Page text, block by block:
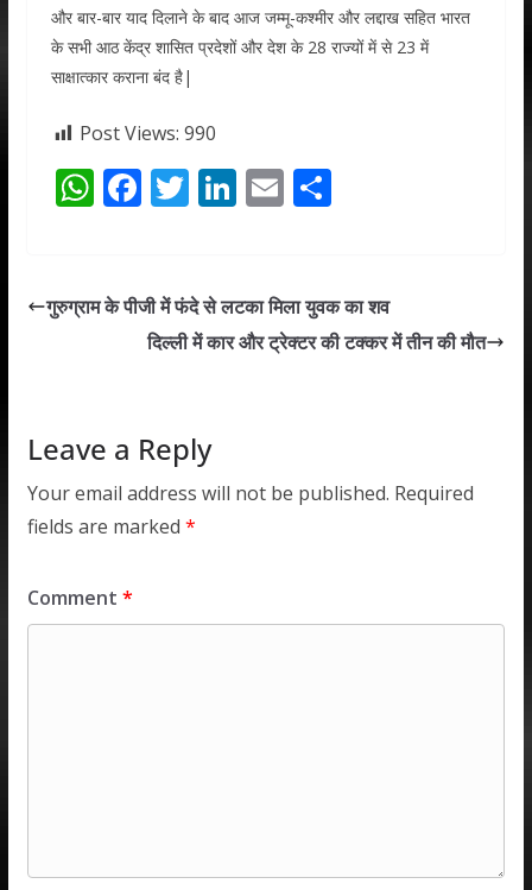
और बार-बार याद दिलाने के बाद आज जम्मू-कश्मीर और लद्दाख सहित भारत
के सभी आठ केंद्र शासित प्रदेशों और देश के 28 राज्यों में से 23 में
साक्षात्कार कराना बंद है|
Post Views: 990
W
s
F
b
o
T
er
Li
e
dI
E
l
S
e
गुरुग्राम के पीजी में फंदे से लटका मिला युवक का शव
दिल्ली में कार और ट्रेक्टर की टक्कर में तीन की मौत
Leave a Reply
Your email address will not be published. Required
fields are marked *
Comment *